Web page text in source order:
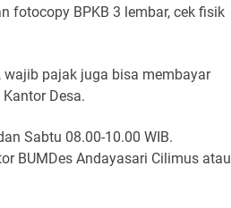
fotocopy BPKB 3 lembar, cek fisik
pajak juga bisa membayar
Desa.
Sabtu 08.00-10.00 WIB.
BUMDes Andayasari Cilimus atau